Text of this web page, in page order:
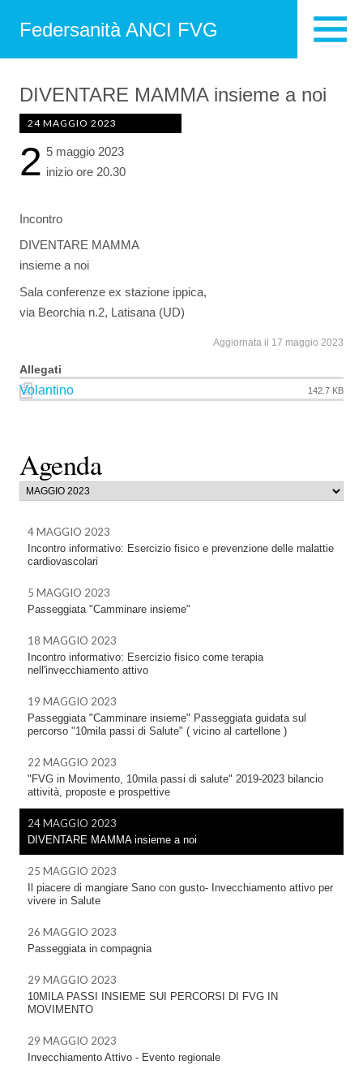
Federsanità ANCI FVG
Agenda
4 MAGGIO 2023
Incontro informativo: Esercizio fisico e prevenzione delle malattie
cardiovascolari
5 MAGGIO 2023
Passeggiata "Camminare insieme"
18 MAGGIO 2023
Incontro informativo: Esercizio fisico come terapia
nell'invecchiamento attivo
19 MAGGIO 2023
Passeggiata "Camminare insieme" Passeggiata guidata sul
percorso "10mila passi di Salute" ( vicino al cartellone )
22 MAGGIO 2023
"FVG in Movimento, 10mila passi di salute" 2019-2023 bilancio
attività, proposte e prospettive
24 MAGGIO 2023
DIVENTARE MAMMA insieme a noi
25 MAGGIO 2023
Il piacere di mangiare Sano con gusto- Invecchiamento attivo per
vivere in Salute
26 MAGGIO 2023
Passeggiata in compagnia
29 MAGGIO 2023
10MILA PASSI INSIEME SUI PERCORSI DI FVG IN
MOVIMENTO
29 MAGGIO 2023
Invecchiamento Attivo - Evento regionale
DIVENTARE MAMMA insieme a noi
24 MAGGIO 2023
2 5 maggio 2023
inizio ore 20.30
Incontro
DIVENTARE MAMMA
insieme a noi
Sala conferenze ex stazione ippica,
via Beorchia n.2, Latisana (UD)
Aggiornata il 17 maggio 2023
Allegati
Volantino 142.7 KB